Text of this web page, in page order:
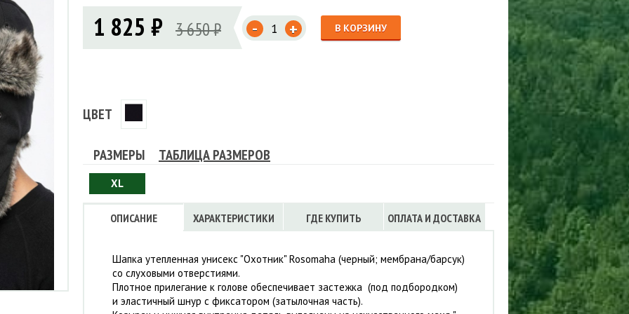
МЕМБРАННАЯ ОДЕЖДА
мембранные
мембранные
Флисовые брюки
Флисовые кофты
ЖИЛЕТЫ
ТРУСЫ
ЮБКИ, ПЛАТЬЯ
ПОСУДА
МЕБЕЛЬ
КОБУРЫ, ЧЕХЛЫ, РЕМНИ
КобурыОбложки, сумки
1 825 ₽ 3 650 ₽ - + В КОРЗИНУ
ЦВЕТ
РАЗМЕРЫ ТАБЛИЦА РАЗМЕРОВ
XL
ОПИСАНИЕ ХАРАКТЕРИСТИКИ ГДЕ КУПИТЬ ОПЛАТА И ДОСТАВКА
Шапка утепленная унисекс "Охотник" Rosomaha (черный; мембрана/барсук)
со слуховыми отверстиями.
Плотное прилегание к голове обеспечивает застежка (под подбородком)
и эластичный шнур с фиксатором (затылочная часть).